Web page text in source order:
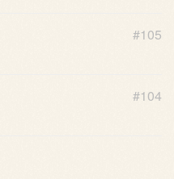
#105
#104